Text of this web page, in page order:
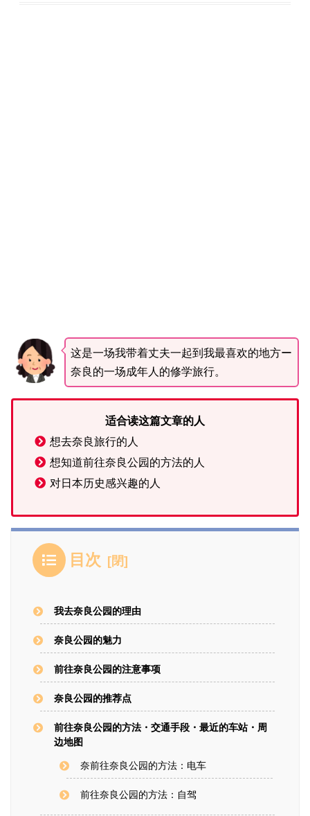
这是一场我带着丈夫一起到我最喜欢的地方ー
奈良的一场成年人的修学旅行。
适合读这篇文章的人
想去奈良旅行的人
想知道前往奈良公园的方法的人
对日本历史感兴趣的人
目次
我去奈良公园的理由
奈良公园的魅力
前往奈良公园的注意事项
奈良公园的推荐点
前往奈良公园的方法・交通手段・最近的车站・周
边地图
奈前往奈良公园的方法：电车
前往奈良公园的方法：自驾